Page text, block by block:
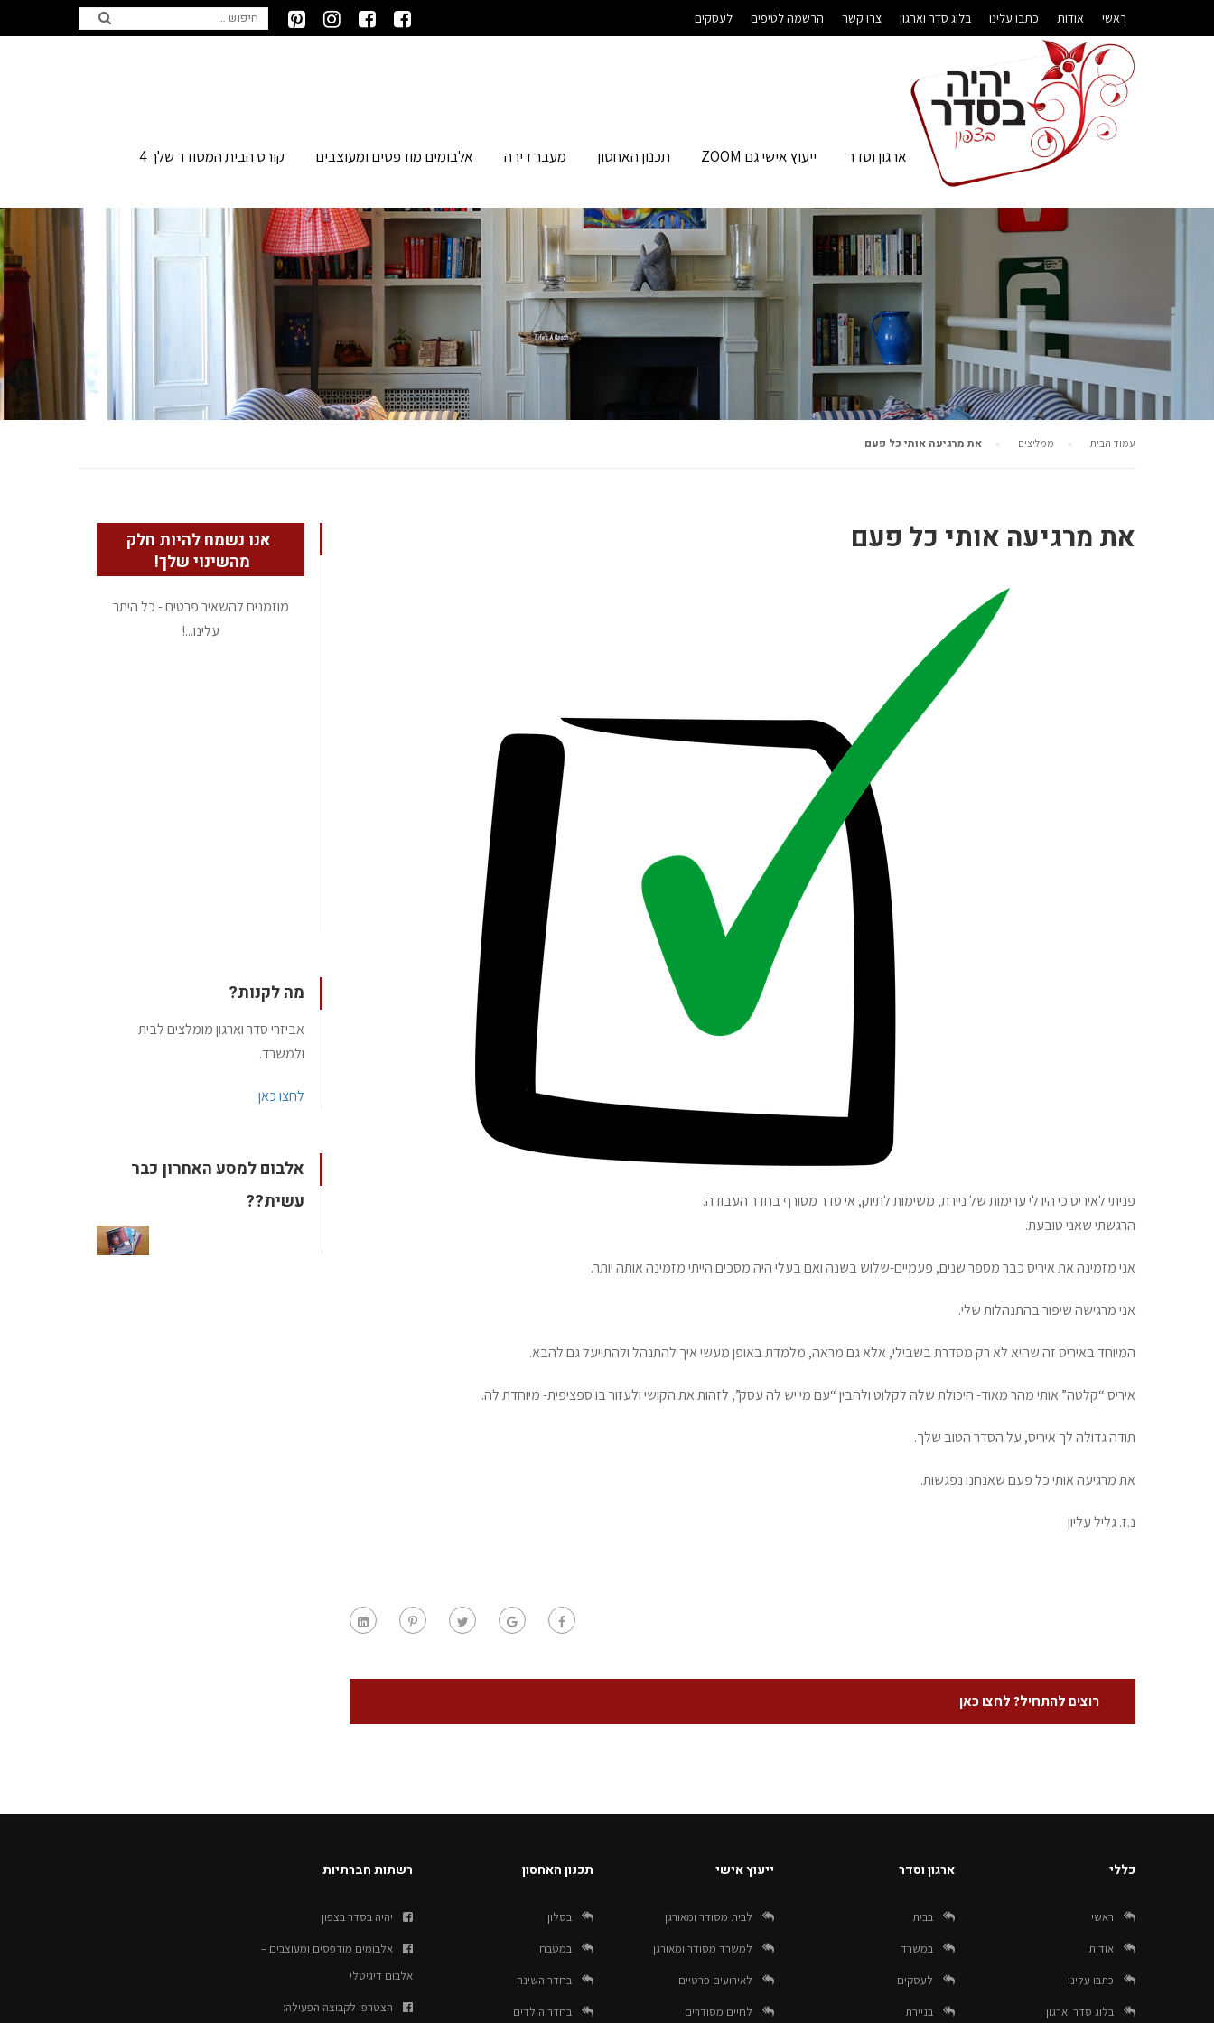
ראשי אודות כתבו עלינו בלוג סדר וארגון צרו קשר הרשמה לטיפים לעסקים
ארגון וסדר ייעוץ אישי גם ZOOM תכנון האחסון מעבר דירה אלבומים מודפסים ומעוצבים קורס הבית המסודר שלך 4
עמוד הבית ממליצים את מרגיעה אותי כל פעם
את מרגיעה אותי כל פעם
פניתי לאיריס כי היו לי ערימות של ניירת, משימות לתיוק, אי סדר מטורף בחדר העבודה.
הרגשתי שאני טובעת.
אני מזמינה את איריס כבר מספר שנים, פעמיים-שלוש בשנה ואם בעלי היה מסכים הייתי מזמינה אותה יותר.
אני מרגישה שיפור בהתנהלות שלי.
המיוחד באיריס זה שהיא לא רק מסדרת בשבילי, אלא גם מראה, מלמדת באופן מעשי איך להתנהל ולהתייעל גם להבא.
איריס “קלטה” אותי מהר מאוד- היכולת שלה לקלוט ולהבין “עם מי יש לה עסק”, לזהות את הקושי ולעזור בו ספציפית- מיוחדת לה.
תודה גדולה לך איריס, על הסדר הטוב שלך.
את מרגיעה אותי כל פעם שאנחנו נפגשות.
נ.ז. גליל עליון
רוצים להתחיל? לחצו כאן
אנו נשמח להיות חלק
מהשינוי שלך!
מוזמנים להשאיר פרטים - כל היתר
עלינו...!
מה לקנות?
אביזרי סדר וארגון מומלצים לבית
ולמשרד.
לחצו כאן
אלבום למסע האחרון כבר
עשית??
כללי
ראשי
אודות
כתבו עלינו
בלוג סדר וארגון
ארגון וסדר
בבית
במשרד
לעסקים
בניירת
ייעוץ אישי
לבית מסודר ומאורגן
למשרד מסודר ומאורגן
לאירועים פרטיים
לחיים מסודרים
תכנון האחסון
בסלון
במטבח
בחדר השינה
בחדר הילדים
רשתות חברתיות
יהיה בסדר בצפון
אלבומים מודפסים ומעוצבים –
אלבום דיגיטלי
הצטרפו לקבוצה הפעילה: